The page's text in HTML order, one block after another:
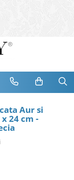
Aur si
24 cm -